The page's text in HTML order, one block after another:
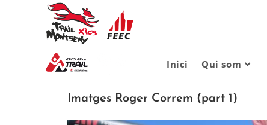
Inici Qui som
Imatges Roger Correm (part 1)